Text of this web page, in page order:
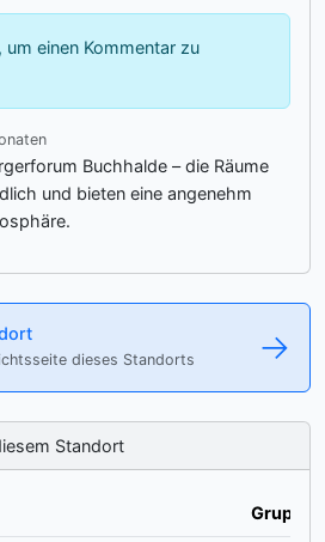
einen Kommentar zu
Buchhalde – die Räume
und bieten eine angenehm
dieses Standorts →
Standort
Gruppe